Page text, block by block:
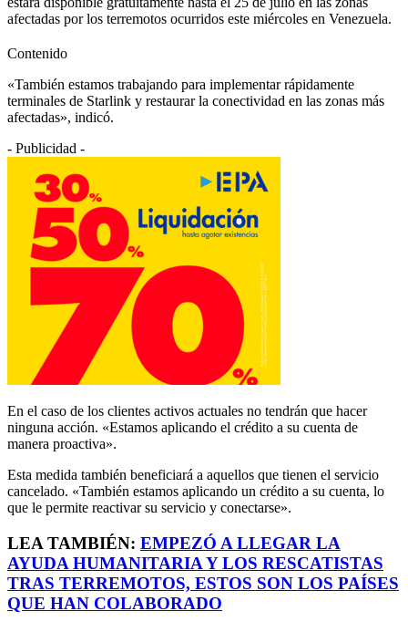
afectadas por los terremotos ocurridos este miércoles en Venezuela.
Contenido
«También estamos trabajando para implementar rápidamente
terminales de Starlink y restaurar la conectividad en las zonas más
afectadas», indicó.
- Publicidad -
En el caso de los clientes activos actuales no tendrán que hacer
ninguna acción. «Estamos aplicando el crédito a su cuenta de
manera proactiva».
Esta medida también beneficiará a aquellos que tienen el servicio
cancelado. «También estamos aplicando un crédito a su cuenta, lo
que le permite reactivar su servicio y conectarse».
LEA TAMBIÉN: EMPEZÓ A LLEGAR LA
AYUDA HUMANITARIA Y LOS RESCATISTAS
TRAS TERREMOTOS, ESTOS SON LOS PAÍSES
QUE HAN COLABORADO